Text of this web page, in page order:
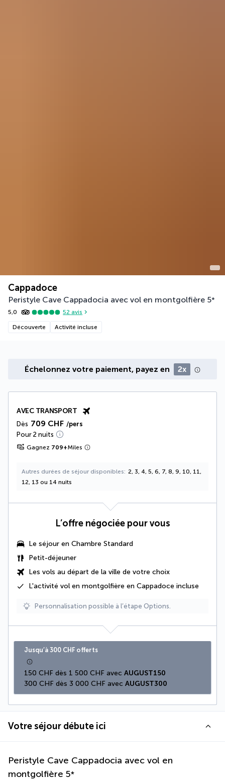
Cappadoce
Peristyle Cave Cappadocia avec vol en montgolfière 5*
5,0 52 avis
Découverte Activité incluse
Échelonnez votre paiement, payez en 2x
AVEC TRANSPORT
Dès 709 CHF /pers
Pour 2 nuits
Gagnez 709+Miles
Autres durées de séjour disponibles
2, 3, 4, 5, 6, 7, 8, 9, 10, 11,
12, 13 ou 14 nuits
L’offre négociée pour vous
Le séjour en Chambre Standard
Petit-déjeuner
Les vols au départ de la ville de votre choix
L'activité vol en montgolfière en Cappadoce incluse
Personnalisation possible à l’étape Options.
Jusqu’à 300 CHF offerts
150 CHF dès 1 500 CHF avec AUGUST150
300 CHF dès 3 000 CHF avec AUGUST300
Votre séjour débute ici
Peristyle Cave Cappadocia avec vol en
montgolfière 5*